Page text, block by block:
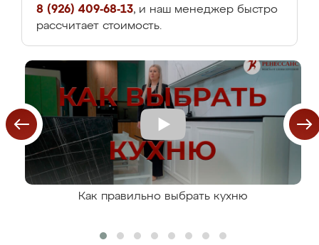
8 (926) 409-68-13, и наш менеджер быстро
рассчитает стоимость.
Как правильно выбрать кухню